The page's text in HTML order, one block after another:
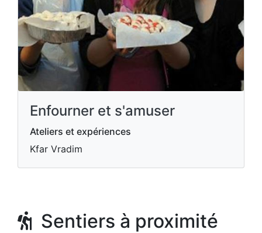
Enfourner et s'amuser
Ateliers et expériences
Kfar Vradim
Sentiers à proximité